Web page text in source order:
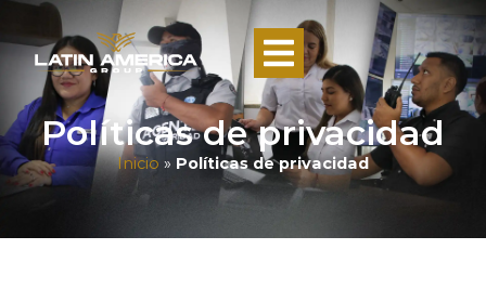
Políticas de privacidad
Inicio » Políticas de privacidad